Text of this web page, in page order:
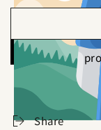
Share